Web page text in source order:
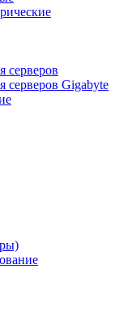
серверов
серверов Gigabyte